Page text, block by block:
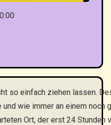
so einfach ziehen lassen.
wie immer an einem noch
Ort, der erst 24 Stunden